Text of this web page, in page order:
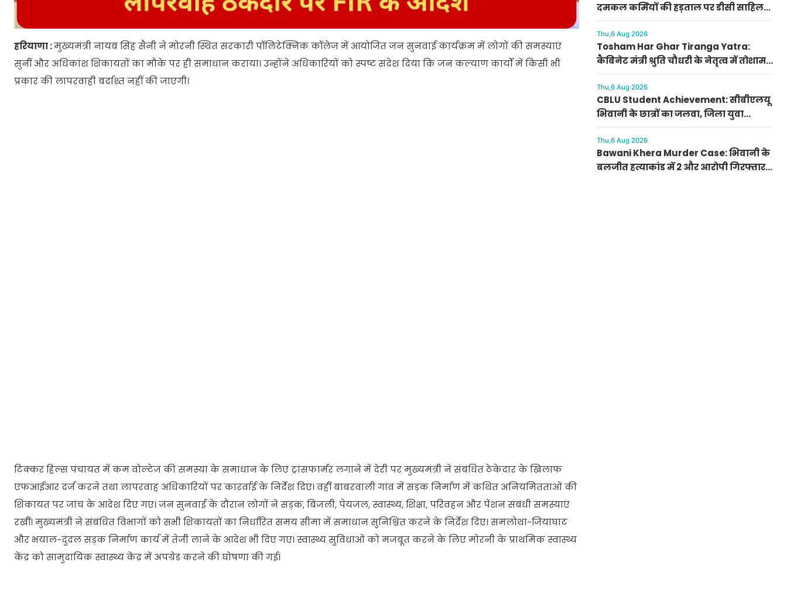
हरियाणा :मुख्यमंत्री नायब सिंह सैनी ने मोरनी स्थित सरकारी पॉलिटेक्निक कॉलेज में आयोजित जन सुनवाई कार्यक्रम में लोगों की समस्याएं
सुनीं और अधिकांश शिकायतों का मौके पर ही समाधान कराया। उन्होंने अधिकारियों को स्पष्ट संदेश दिया कि जन कल्याण कार्यों में किसी भी
प्रकार की लापरवाही बर्दाश्त नहीं की जाएगी।
टिक्कर हिल्स पंचायत में कम वोल्टेज की समस्या के समाधान के लिए ट्रांसफार्मर लगाने में देरी पर मुख्यमंत्री ने संबंधित ठेकेदार के खिलाफ
एफआईआर दर्ज करने तथा लापरवाह अधिकारियों पर कारर्वाई के निर्देश दिए। वहीं बाबरवाली गांव में सड़क निर्माण में कथित अनियमितताओं की
शिकायत पर जांच के आदेश दिए गए। जन सुनवाई के दौरान लोगों ने सड़क, बिजली, पेयजल, स्वास्थ्य, शिक्षा, परिवहन और पेंशन संबंधी समस्याएं
रखीं। मुख्यमंत्री ने संबंधित विभागों को सभी शिकायतों का निर्धारित समय सीमा में समाधान सुनिश्चित करने के निर्देश दिए। समलोथा-जियाघाट
और भयाल-दुंदल सड़क निर्माण कार्य में तेजी लाने के आदेश भी दिए गए। स्वास्थ्य सुविधाओं को मजबूत करने के लिए मोरनी के प्राथमिक स्वास्थ्य
केंद्र को सामुदायिक स्वास्थ्य केंद्र में अपग्रेड करने की घोषणा की गई।
दमकल कर्मियों की हड़ताल पर डीसी साहिल
गुप्ता का कड़ा रुख, अनुपस्थित रहने पर होगी
सख्त कार्रवाई
Thu,6 Aug 2026
Tosham Har Ghar Tiranga Yatra:
कैबिनेट मंत्री श्रुति चौधरी के नेतृत्व में तोशाम
में 13 अगस्त को निकलेगी 'हर घर तिरंगा
यात्रा'
Thu,6 Aug 2026
CBLU Student Achievement: सीबीएलयू
भिवानी के छात्रों का जलवा, जिला युवा
महोत्सव में नुक्कड़ नाटक में हासिल किया
प्रथम स्थान
Thu,6 Aug 2026
Bawani Khera Murder Case: भिवानी के
बलजीत हत्याकांड में 2 और आरोपी गिरफ्तार,